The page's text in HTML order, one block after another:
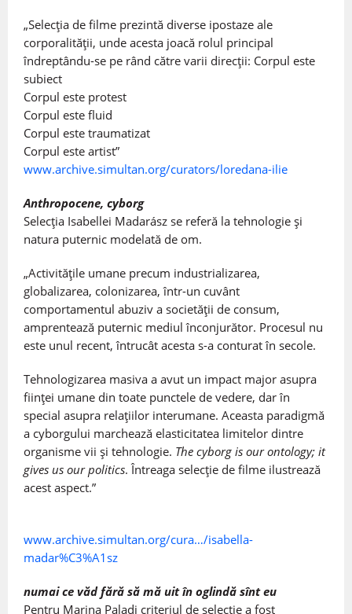
„Selecția de filme prezintă diverse ipostaze ale
corporalității, unde acesta joacă rolul principal
îndreptându-se pe rând către varii direcții: Corpul este
subiect
Corpul este protest
Corpul este fluid
Corpul este traumatizat
Corpul este artist”
www.archive.simultan.org/curators/loredana-ilie
Anthropocene, cyborg
Selecția Isabellei Madarász se referă la tehnologie și
natura puternic modelată de om.
„Activitățile umane precum industrializarea,
globalizarea, colonizarea, într-un cuvânt
comportamentul abuziv a societății de consum,
amprentează puternic mediul înconjurător. Procesul nu
este unul recent, întrucât acesta s-a conturat în secole.
Tehnologizarea masiva a avut un impact major asupra
ființei umane din toate punctele de vedere, dar în
special asupra relațiilor interumane. Aceasta paradigmă
a cyborgului marchează elasticitatea limitelor dintre
organisme vii și tehnologie. The cyborg is our ontology; it
gives us our politics. Întreaga selecție de filme ilustrează
acest aspect.”
www.archive.simultan.org/cura…/isabella-
madar%C3%A1sz
numai ce văd fără să mă uit în oglindă sînt eu
Pentru Marina Paladi criteriul de selecție a fost